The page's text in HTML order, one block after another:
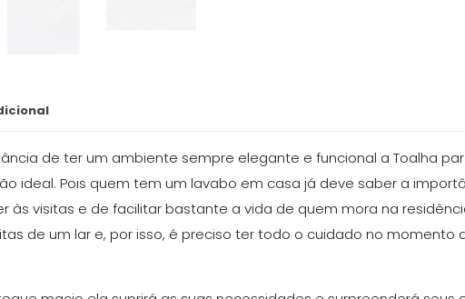
de ter um ambiente sempre elegante e funcional a Toalha
ideal. Pois quem tem um lavabo em casa já deve saber a
às visitas e de facilitar bastante a vida de quem mora na
de um lar e, por isso, é preciso ter todo o cuidado no momento